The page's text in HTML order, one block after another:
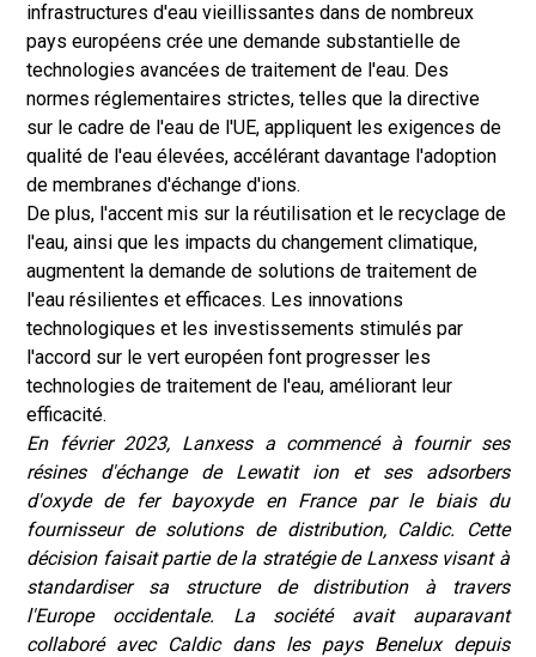
infrastructures d'eau vieillissantes dans de nombreux
pays européens crée une demande substantielle de
technologies avancées de traitement de l'eau. Des
normes réglementaires strictes, telles que la directive
sur le cadre de l'eau de l'UE, appliquent les exigences de
qualité de l'eau élevées, accélérant davantage l'adoption
de membranes d'échange d'ions.
De plus, l'accent mis sur la réutilisation et le recyclage de
l'eau, ainsi que les impacts du changement climatique,
augmentent la demande de solutions de traitement de
l'eau résilientes et efficaces. Les innovations
technologiques et les investissements stimulés par
l'accord sur le vert européen font progresser les
technologies de traitement de l'eau, améliorant leur
efficacité.
En février 2023, Lanxess a commencé à fournir ses
résines d'échange de Lewatit ion et ses adsorbers
d'oxyde de fer bayoxyde en France par le biais du
fournisseur de solutions de distribution, Caldic. Cette
décision faisait partie de la stratégie de Lanxess visant à
standardiser sa structure de distribution à travers
l'Europe occidentale. La société avait auparavant
collaboré avec Caldic dans les pays Benelux depuis